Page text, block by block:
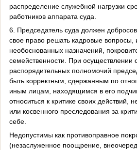
распределение служебной нагрузки
работников аппарата суда.
6. Председатель суда должен
свое право решать кадровые вопросы,
необоснованных назначений,
семейственности. При осуществлении
распорядительных полномочий
быть корректным, сдержанным по
иным лицам, находящимся в его
относиться к критике своих действий,
или косвенного преследования за
себе.
Недопустимы как противоправное
(незаслуженное поощрение,